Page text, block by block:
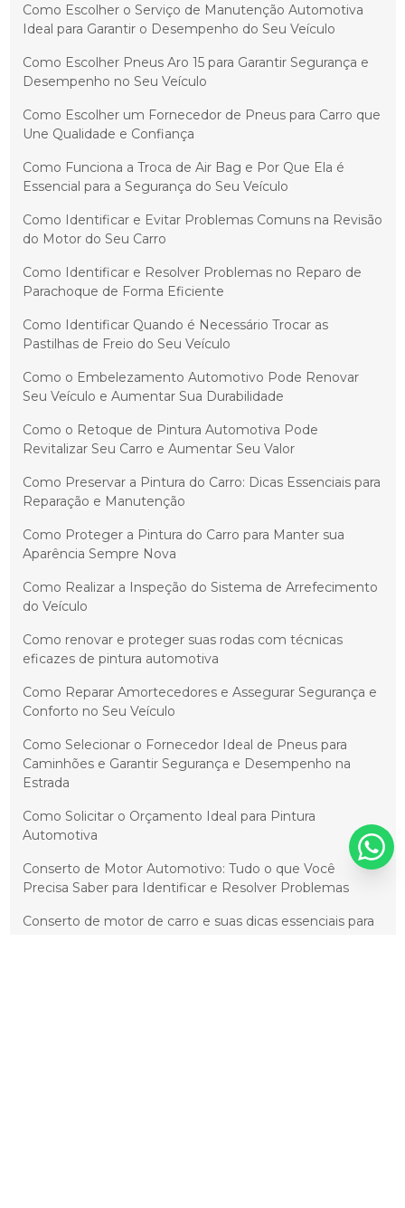
Como Escolher o Serviço de Manutenção Automotiva
Ideal para Garantir o Desempenho do Seu Veículo
Como Escolher Pneus Aro 15 para Garantir Segurança e
Desempenho no Seu Veículo
Como Escolher um Fornecedor de Pneus para Carro que
Une Qualidade e Confiança
Como Funciona a Troca de Air Bag e Por Que Ela é
Essencial para a Segurança do Seu Veículo
Como Identificar e Evitar Problemas Comuns na Revisão
do Motor do Seu Carro
Como Identificar e Resolver Problemas no Reparo de
Parachoque de Forma Eficiente
Como Identificar Quando é Necessário Trocar as
Pastilhas de Freio do Seu Veículo
Como o Embelezamento Automotivo Pode Renovar
Seu Veículo e Aumentar Sua Durabilidade
Como o Retoque de Pintura Automotiva Pode
Revitalizar Seu Carro e Aumentar Seu Valor
Como Preservar a Pintura do Carro: Dicas Essenciais para
Reparação e Manutenção
Como Proteger a Pintura do Carro para Manter sua
Aparência Sempre Nova
Como Realizar a Inspeção do Sistema de Arrefecimento
do Veículo
Como renovar e proteger suas rodas com técnicas
eficazes de pintura automotiva
Como Reparar Amortecedores e Assegurar Segurança e
Conforto no Seu Veículo
Como Selecionar o Fornecedor Ideal de Pneus para
Caminhões e Garantir Segurança e Desempenho na
Estrada
Como Solicitar o Orçamento Ideal para Pintura
Automotiva
Conserto de Motor Automotivo: Tudo o que Você
Precisa Saber para Identificar e Resolver Problemas
Conserto de motor de carro e suas dicas essenciais para